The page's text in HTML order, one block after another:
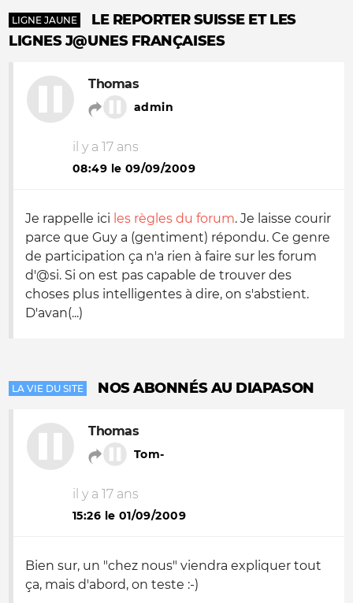
LIGNE JAUNE
LE REPORTER SUISSE ET LES
LIGNES J@UNES FRANÇAISES
Thomas
admin
il y a 17 ans
08:49 le 09/09/2009
Je rappelle ici les règles du forum. Je laisse courir
parce que Guy a (gentiment) répondu. Ce genre
de participation ça n'a rien à faire sur les forum
d'@si. Si on est pas capable de trouver des
choses plus intelligentes à dire, on s'abstient.
D'avan(...)
LA VIE DU SITE NOS ABONNÉS AU DIAPASON
Thomas
Tom-
il y a 17 ans
15:26 le 01/09/2009
Bien sur, un "chez nous" viendra expliquer tout
ça, mais d'abord, on teste :-)